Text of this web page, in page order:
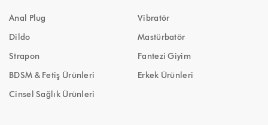
Anal Plug
Vibratör
Dildo
Mastürbatör
Strapon
Fantezi Giyim
BDSM & Fetiş Ürünleri
Erkek Ürünleri
Cinsel Sağlık Ürünleri